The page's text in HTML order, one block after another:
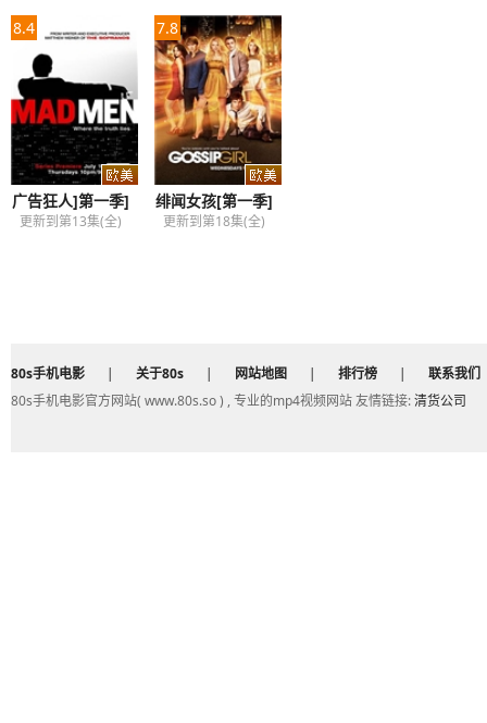
8.4
广告狂人]第一季]
更新到第13集(全)
7.8
绯闻女孩[第一季]
更新到第18集(全)
80s手机电影 | 关于80s | 网站地图 | 排行榜 |
联系我们
80s手机电影官方网站( www.80s.so ) , 专业的mp4视频网站 友情链接:清货公司